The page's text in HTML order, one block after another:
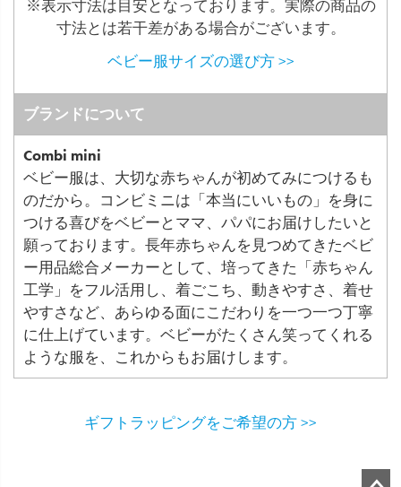
※表示寸法は目安となっております。実際の商品の
寸法とは若干差がある場合がございます。
ベビー服サイズの選び方 >>
ブランドについて
Combi mini
ベビー服は、大切な赤ちゃんが初めてみにつけるも
のだから。コンビミニは「本当にいいもの」を身に
つける喜びをベビーとママ、パパにお届けしたいと
願っております。長年赤ちゃんを見つめてきたベビ
ー用品総合メーカーとして、培ってきた「赤ちゃん
工学」をフル活用し、着ごこち、動きやすさ、着せ
やすさなど、あらゆる面にこだわりを一つ一つ丁寧
に仕上げています。ベビーがたくさん笑ってくれる
ような服を、これからもお届けします。
ギフトラッピングをご希望の方 >>